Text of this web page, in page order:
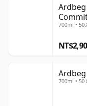
700ml •
Ardbeg
700ml •